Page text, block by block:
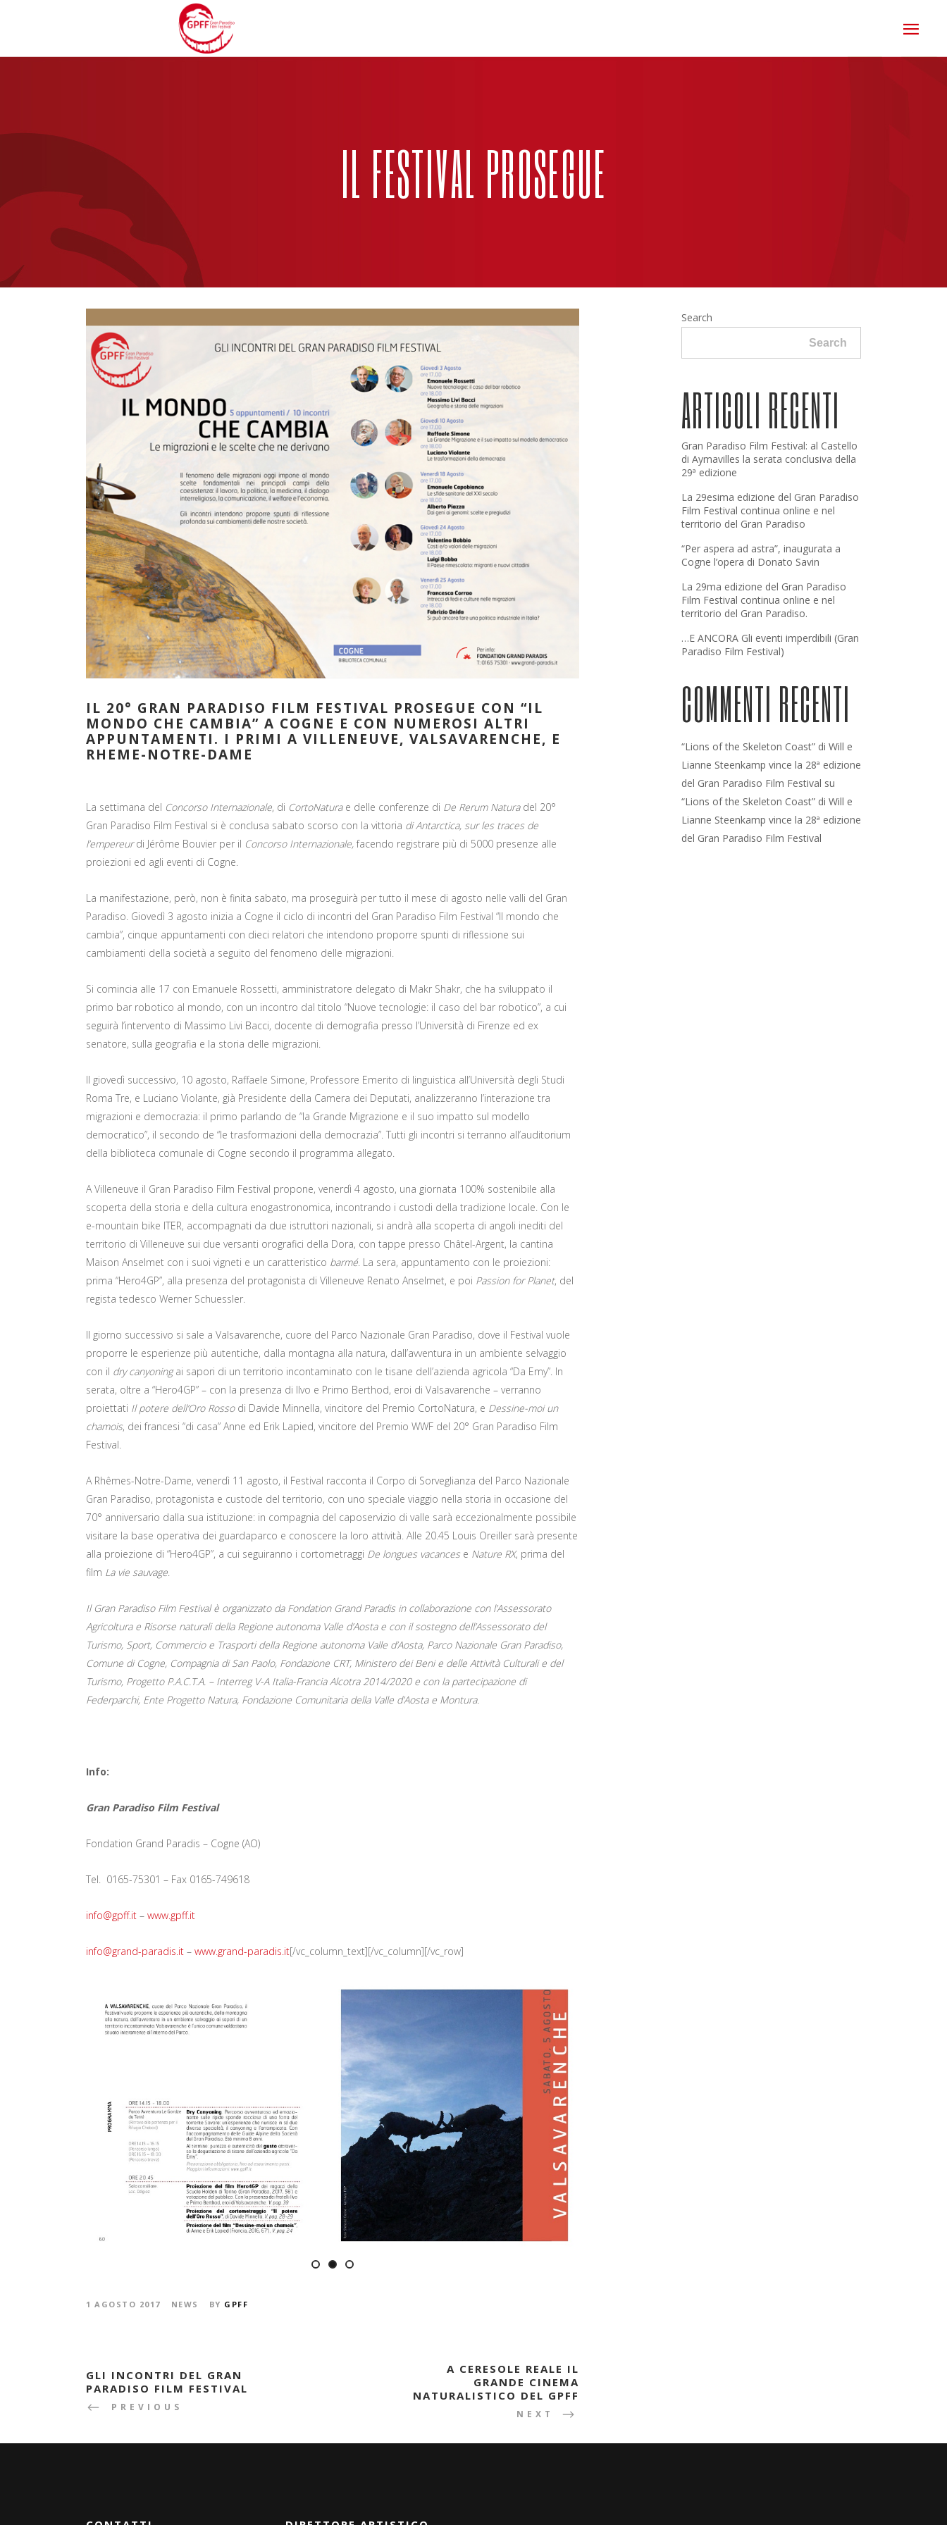
IL FESTIVAL PROSEGUE
IL 20° GRAN PARADISO FILM FESTIVAL PROSEGUE CON “IL
MONDO CHE CAMBIA” A COGNE E CON NUMEROSI ALTRI
APPUNTAMENTI. I PRIMI A VILLENEUVE, VALSAVARENCHE, E
RHEME-NOTRE-DAME
La settimana del Concorso Internazionale, di CortoNaturae delle conferenze di De Rerum Naturadel 20°
Gran Paradiso Film Festival si è conclusa sabato scorso con la vittoria di Antarctica, sur les traces de
l’empereurdi Jérôme Bouvier per il Concorso Internazionale, facendo registrare più di 5000 presenze alle
proiezioni ed agli eventi di Cogne.
La manifestazione, però, non è finita sabato, ma proseguirà per tutto il mese di agosto nelle valli del Gran
Paradiso. Giovedì 3 agosto inizia a Cogne il ciclo di incontri del Gran Paradiso Film Festival “Il mondo che
cambia”, cinque appuntamenti con dieci relatori che intendono proporre spunti di riflessione sui
cambiamenti della società a seguito del fenomeno delle migrazioni.
Si comincia alle 17 con Emanuele Rossetti, amministratore delegato di Makr Shakr, che ha sviluppato il
primo bar robotico al mondo, con un incontro dal titolo “Nuove tecnologie: il caso del bar robotico”, a cui
seguirà l’intervento di Massimo Livi Bacci, docente di demografia presso l’Università di Firenze ed ex
senatore, sulla geografia e la storia delle migrazioni.
Il giovedì successivo, 10 agosto, Raffaele Simone, Professore Emerito di linguistica all’Università degli Studi
Roma Tre, e Luciano Violante, già Presidente della Camera dei Deputati, analizzeranno l’interazione tra
migrazioni e democrazia: il primo parlando de “la Grande Migrazione e il suo impatto sul modello
democratico”, il secondo de “le trasformazioni della democrazia”. Tutti gli incontri si terranno all’auditorium
della biblioteca comunale di Cogne secondo il programma allegato.
A Villeneuve il Gran Paradiso Film Festival propone, venerdì 4 agosto, una giornata 100% sostenibile alla
scoperta della storia e della cultura enogastronomica, incontrando i custodi della tradizione locale. Con le
e-mountain bike ITER, accompagnati da due istruttori nazionali, si andrà alla scoperta di angoli inediti del
territorio di Villeneuve sui due versanti orografici della Dora, con tappe presso Châtel-Argent, la cantina
Maison Anselmet con i suoi vigneti e un caratteristico barmé. La sera, appuntamento con le proiezioni:
prima “Hero4GP”, alla presenza del protagonista di Villeneuve Renato Anselmet, e poi Passion for Planet, del
regista tedesco Werner Schuessler.
Il giorno successivo si sale a Valsavarenche, cuore del Parco Nazionale Gran Paradiso, dove il Festival vuole
proporre le esperienze più autentiche, dalla montagna alla natura, dall’avventura in un ambiente selvaggio
con il dry canyoningai sapori di un territorio incontaminato con le tisane dell’azienda agricola “Da Emy”. In
serata, oltre a “Hero4GP” – con la presenza di Ilvo e Primo Berthod, eroi di Valsavarenche – verranno
proiettati Il potere dell’Oro Rossodi Davide Minnella, vincitore del Premio CortoNatura, e Dessine-moi un
chamois, dei francesi “di casa” Anne ed Erik Lapied, vincitore del Premio WWF del 20° Gran Paradiso Film
Festival.
A Rhêmes-Notre-Dame, venerdì 11 agosto, il Festival racconta il Corpo di Sorveglianza del Parco Nazionale
Gran Paradiso, protagonista e custode del territorio, con uno speciale viaggio nella storia in occasione del
70° anniversario dalla sua istituzione: in compagnia del caposervizio di valle sarà eccezionalmente possibile
visitare la base operativa dei guardaparco e conoscere la loro attività. Alle 20.45 Louis Oreiller sarà presente
alla proiezione di “Hero4GP”, a cui seguiranno i cortometraggi De longues vacances e Nature RX, prima del
film La vie sauvage.
Il Gran Paradiso Film Festival è organizzato da Fondation Grand Paradis in collaborazione con l’Assessorato
Agricoltura e Risorse naturali della Regione autonoma Valle d’Aosta e con il sostegno dell’Assessorato del
Turismo, Sport, Commercio e Trasporti della Regione autonoma Valle d’Aosta, Parco Nazionale Gran Paradiso,
Comune di Cogne, Compagnia di San Paolo, Fondazione CRT, Ministero dei Beni e delle Attività Culturali e del
Turismo, Progetto P.A.C.T.A. – Interreg V-A Italia-Francia Alcotra 2014/2020 e con la partecipazione di
Federparchi, Ente Progetto Natura, Fondazione Comunitaria della Valle d’Aosta e Montura.
Info:
Gran Paradiso Film Festival
Fondation Grand Paradis – Cogne (AO)
Tel. 0165-75301 – Fax 0165-749618
info@gpff.it – www.gpff.it
info@grand-paradis.it – www.grand-paradis.it[/vc_column_text][/vc_column][/vc_row]
1 AGOSTO 2017 NEWS BY GPFF
GLI INCONTRI DEL GRAN
PARADISO FILM FESTIVAL
PREVIOUS
A CERESOLE REALE IL
GRANDE CINEMA
NATURALISTICO DEL GPFF
NEXT
Search
Search
ARTICOLI RECENTI
Gran Paradiso Film Festival: al Castello
di Aymavilles la serata conclusiva della
29ª edizione
La 29esima edizione del Gran Paradiso
Film Festival continua online e nel
territorio del Gran Paradiso
“Per aspera ad astra”, inaugurata a
Cogne l’opera di Donato Savin
La 29ma edizione del Gran Paradiso
Film Festival continua online e nel
territorio del Gran Paradiso.
…E ANCORA Gli eventi imperdibili (Gran
Paradiso Film Festival)
COMMENTI RECENTI
“Lions of the Skeleton Coast” di Will e
Lianne Steenkamp vince la 28ª edizione
del Gran Paradiso Film Festival su
“Lions of the Skeleton Coast” di Will e
Lianne Steenkamp vince la 28ª edizione
del Gran Paradiso Film Festival